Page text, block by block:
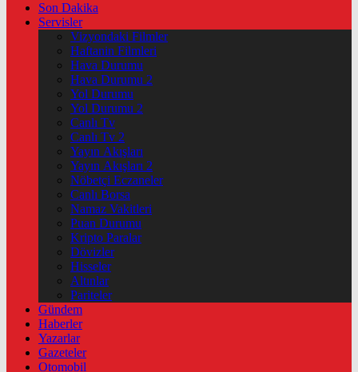
Son Dakika
Servisler
Vizyondaki Filmler
Haftanin Filmleri
Hava Durumu
Hava Durumu 2
Yol Durumu
Yol Durumu 2
Canlı Tv
Canlı Tv 2
Yayın Akışları
Yayın Akışları 2
Nöbetçi Eczaneler
Canlı Borsa
Namaz Vakitleri
Puan Durumu
Kripto Paralar
Dövizler
Hisseler
Altınlar
Pariteler
Gündem
Haberler
Yazarlar
Gazeteler
Otomobil